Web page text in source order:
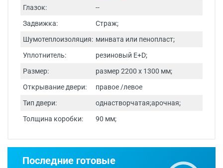
Глазок:
--
Задвижка:
Страж;
Шумотеплоизоляция: минвата или пенопласт;
Уплотнитель:
резиновый E+D;
Размер:
размер 2200 х 1300 мм;
Открывание двери:
правое /левое
Тип двери:
однастворчатая;арочная;
Толщина коробки:
90 мм;
Последние готовые